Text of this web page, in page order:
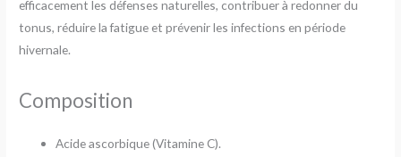
efficacement les défenses naturelles, contribuer à redonner du
tonus, réduire la fatigue et prévenir les infections en période
hivernale.
Composition
Acide ascorbique (Vitamine C).